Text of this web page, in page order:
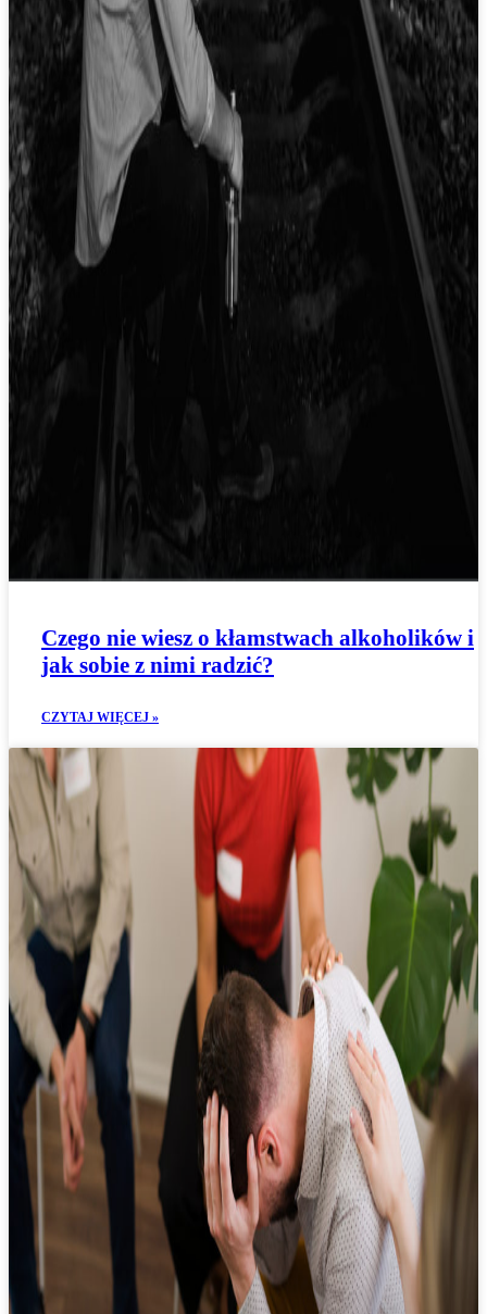
Czego nie wiesz o kłamstwach alkoholików i
jak sobie z nimi radzić?
CZYTAJ WIĘCEJ »